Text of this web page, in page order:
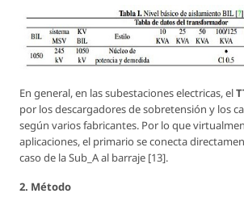
En general, en las subestaciones electricas, el
por los descargadores de sobretensión y los
según varios fabricantes. Por lo que
aplicaciones, el primario se conecta
caso de la Sub_A al barraje [13].
2. Método